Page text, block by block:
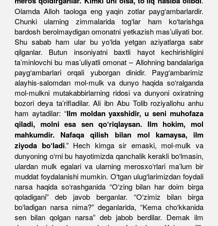
Olamda Alloh taologa eng yaqin zotlar payg‘ambarlardir.
Chunki ularning zimmalarida tog‘lar ham ko‘tarishga
bardosh berolmaydigan omonatni yetkazish mas’uliyati bor.
Shu sabab ham ular bu yo‘lda yetgan aziyatlarga sabr
qilganlar. Butun insoniyatni baxtli hayot kechirishligini
ta’minlovchi bu mas’uliyatli omonat – Allohning bandalariga
payg‘ambarlari orqali yuborgan dinidir. Payg‘ambarimiz
alayhis-salomdan mol-mulk va dunyo haqida so‘ralganda
mol-mulkni mutakabbirlarning ridosi va dunyoni oxiratning
bozori deya ta’rifladilar. Ali ibn Abu Tolib roziyallohu anhu
ham aytadilar: “Ilm moldan yaxshidir, u seni muhofaza
qiladi, molni esa sen qo‘riqlaysan. Ilm hokim, mol
mahkumdir. Nafaqa qilish bilan mol kamaysa, ilm
ziyoda bo‘ladi.” Hech kimga sir emaski, mol-mulk va
dunyoning o‘rni bu hayotimizda qanchalik kerakli bo‘lmasin,
ulardan mulk egalari va ularning merosxo‘rlari ma’lum bir
muddat foydalanishi mumkin. O‘tgan ulug‘larimizdan foydali
narsa haqida so‘rashganida “O‘zing bilan har doim birga
qoladigani” deb javob berganlar. “O‘zimiz bilan birga
bo‘ladigan narsa nima?” deganlarida, “Kema cho‘kkanida
sen bilan qolgan narsa” deb jabob berdilar. Demak ilm